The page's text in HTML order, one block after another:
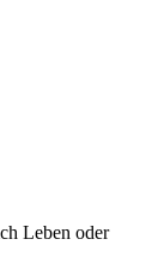
Leben oder